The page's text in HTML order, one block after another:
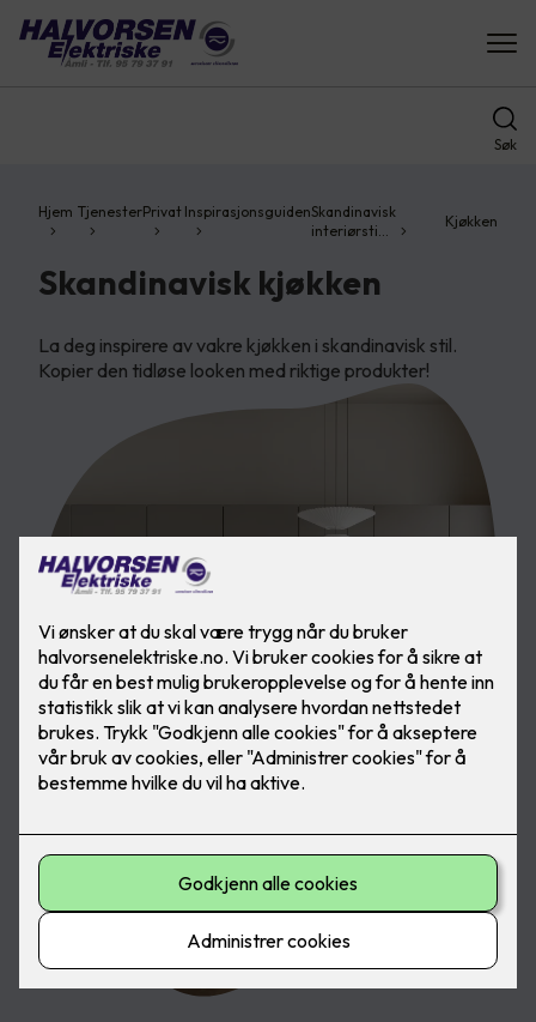
Søk
Hjem TjenesterPrivat InspirasjonsguidenSkandinavisk
interiørsti…
Kjøkken
Skandinavisk kjøkken
La deg inspirere av vakre kjøkken i skandinavisk stil.
Kopier den tidløse looken med riktige produkter!